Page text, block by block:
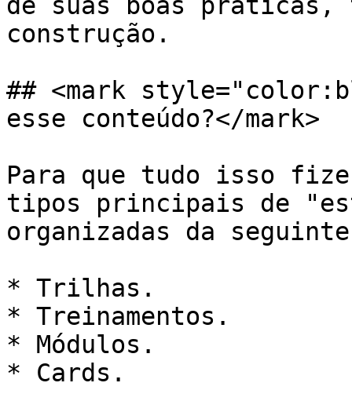
construção.
## <mark
esse conteúdo?</mark>
Para que tudo isso
tipos principais de
organizadas da
* Trilhas.
* Treinamentos.
* Módulos.
* Cards.